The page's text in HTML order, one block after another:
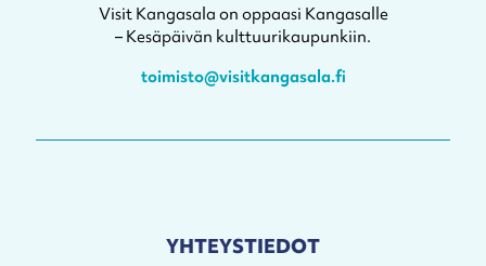
Visit Kangasala on oppaasi Kangasalle
– Kesäpäivän kulttuurikaupunkiin.
toimisto@visitkangasala.fi
YHTEYSTIEDOT